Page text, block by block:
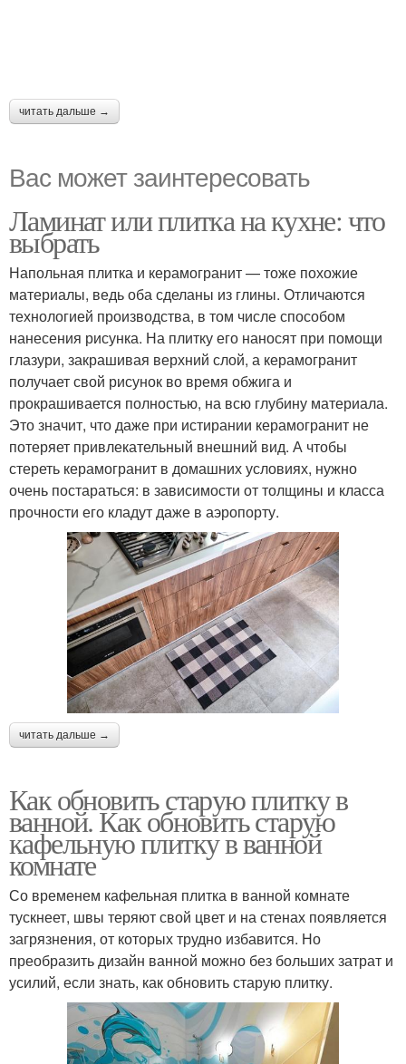
читать дальше →
Вас может заинтересовать
Ламинат или плитка на кухне: что
выбрать
Напольная плитка и керамогранит — тоже похожие
материалы, ведь оба сделаны из глины. Отличаются
технологией производства, в том числе способом
нанесения рисунка. На плитку его наносят при помощи
глазури, закрашивая верхний слой, а керамогранит
получает свой рисунок во время обжига и
прокрашивается полностью, на всю глубину материала.
Это значит, что даже при истирании керамогранит не
потеряет привлекательный внешний вид. А чтобы
стереть керамогранит в домашних условиях, нужно
очень постараться: в зависимости от толщины и класса
прочности его кладут даже в аэропорту.
читать дальше →
Как обновить старую плитку в
ванной. Как обновить старую
кафельную плитку в ванной
комнате
Со временем кафельная плитка в ванной комнате
тускнеет, швы теряют свой цвет и на стенах появляется
загрязнения, от которых трудно избавится. Но
преобразить дизайн ванной можно без больших затрат и
усилий, если знать, как обновить старую плитку.